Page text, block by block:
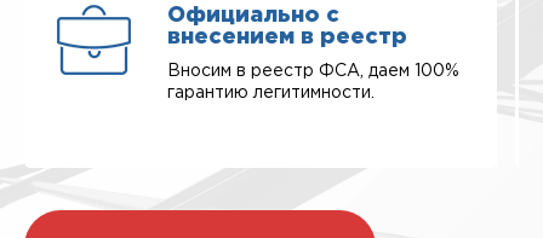
Официально с
внесением в реестр
Вносим в реестр ФСА, даем 100%
гарантию легитимности.